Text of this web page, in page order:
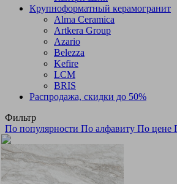
Крупноформатный керамогранит
Alma Ceramica
Artkera Group
Azario
Belezza
Kefire
LCM
BRIS
Распродажа, скидки до 50%
Фильтр
По популярности По алфавиту По цене